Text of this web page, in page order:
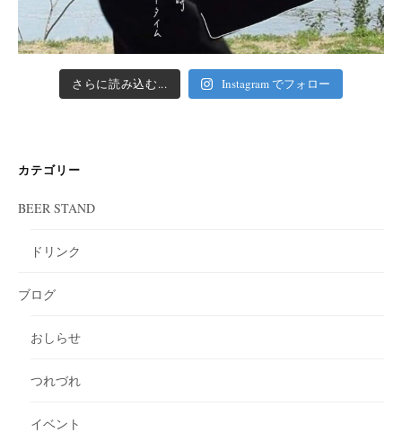
さらに読み込む... Instagram でフォロー
カテゴリー
BEER STAND
ドリンク
ブログ
おしらせ
つれづれ
イベント